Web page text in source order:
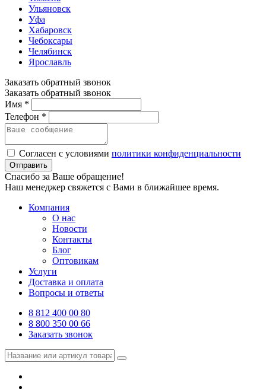
Ульяновск
Уфа
Хабаровск
Чебоксары
Челябинск
Ярославль
Заказать обратный звонок
Заказать обратный звонок
Имя *
Телефон *
Согласен с условиями политики конфиденциальности
Отправить
Спасибо за Ваше обращение!
Наш менеджер свяжется с Вами в ближайшее время.
Компания
О нас
Новости
Контакты
Блог
Оптовикам
Услуги
Доставка и оплата
Вопросы и ответы
8 812 400 00 80
8 800 350 00 66
Заказать звонок